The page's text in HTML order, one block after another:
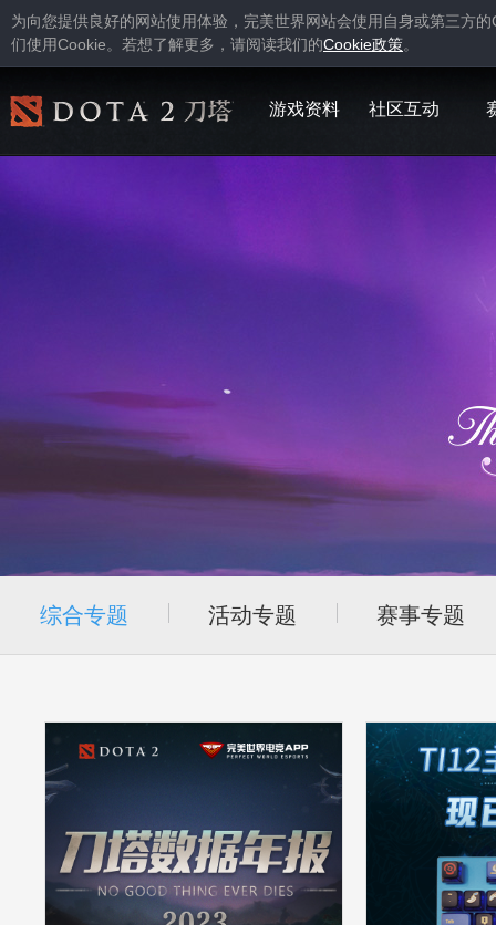
为向您提供良好的网站使用体验，完美世界网站会使用自身或第三方的
们使用Cookie。若想了解更多，请阅读我们的Cookie政策。
游戏资料 社区互动
综合专题 活动专题 赛事专题